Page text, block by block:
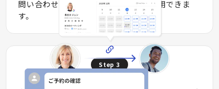
問い合わせなど自社コンテンツでも利用できま
す。
Step3